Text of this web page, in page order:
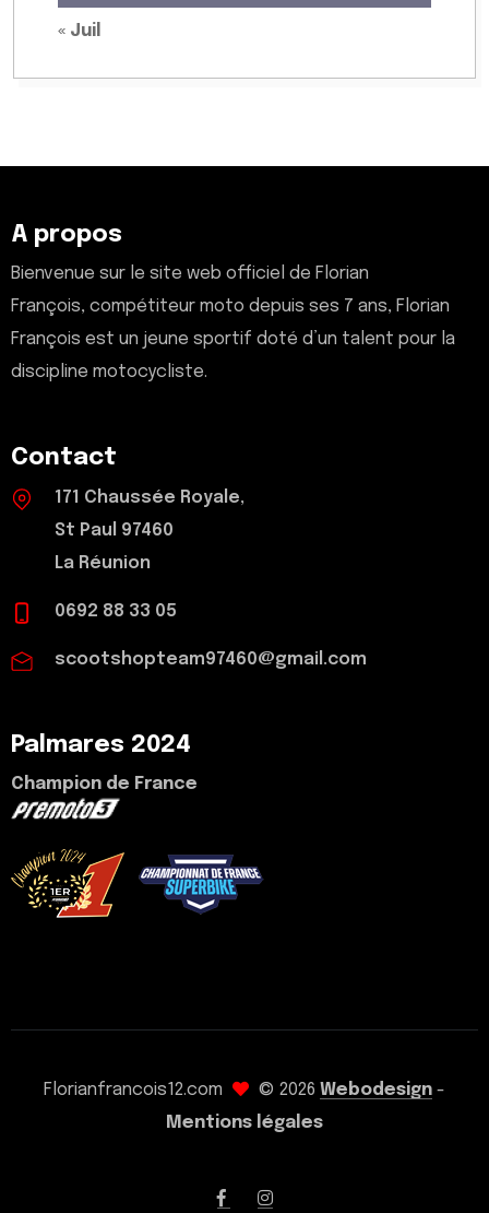
« Juil
A propos
Bienvenue sur le site web officiel de Florian
François, compétiteur moto depuis ses 7 ans, Florian
François est un jeune sportif doté d’un talent pour la
discipline motocycliste.
Contact
171 Chaussée Royale,
St Paul 97460
La Réunion
0692 88 33 05
scootshopteam97460@gmail.com
Palmares 2024
Champion de France
Florianfrancois12.com © 2026 Webodesign -
Mentions légales